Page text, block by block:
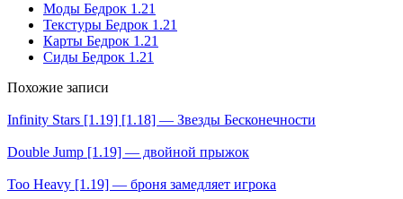
Моды Бедрок 1.21
Текстуры Бедрок 1.21
Карты Бедрок 1.21
Сиды Бедрок 1.21
Похожие записи
Infinity Stars [1.19] [1.18] — Звезды Бесконечности
Double Jump [1.19] — двойной прыжок
Too Heavy [1.19] — броня замедляет игрока